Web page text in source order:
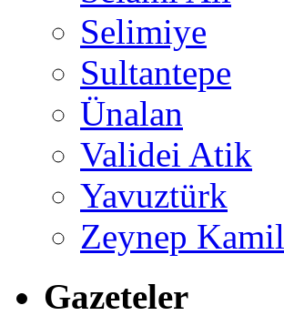
Selimiye
Sultantepe
Ünalan
Validei Atik
Yavuztürk
Zeynep Kamil
Gazeteler